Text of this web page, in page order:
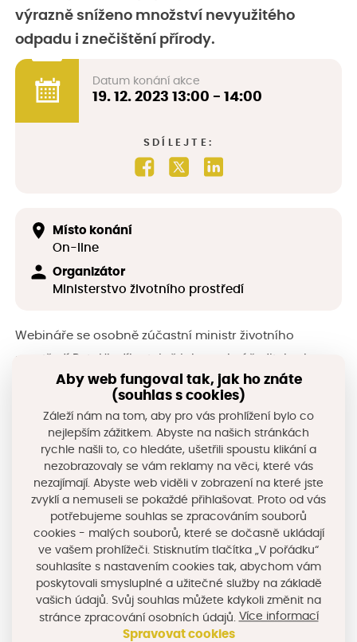
výrazně sníženo množství nevyužitého
odpadu i znečištění přírody.
Datum konání akce
19. 12. 2023 13:00 - 14:00
SDÍLEJTE:
Místo konání
On-line
Organizátor
Ministerstvo životního prostředí
Webináře se osobně zúčastní ministr životního
prostředí Petr Hladík, stejně jako vrchní ředitel sekce
ochrany životního prostředí David Surý.
K účasti je nutná registrace do 14.12.2023
prostřednictvímpřihlašovacího formuláře .
Soubory ke stažení
Webinar_zalohovani.pdf
Stáhnout
Sdílejte na sociálních sítích
Aby web fungoval tak, jak ho znáte
(souhlas s cookies)
Záleží nám na tom, aby pro vás prohlížení bylo co
nejlepším zážitkem. Abyste na našich stránkách
rychle našli to, co hledáte, ušetřili spoustu klikání a
nezobrazovaly se vám reklamy na věci, které vás
nezajímají. Abyste web viděli v zobrazení na které jste
zvyklí a nemuseli se pokaždé přihlašovat. Proto od vás
potřebujeme souhlas se zpracováním souborů
cookies - malých souborů, které se dočasně ukládají
ve vašem prohlížeči. Stisknutím tlačítka „V pořádku“
souhlasíte s nastavením cookies tak, abychom vám
poskytovali smysluplné a užitečné služby na základě
vašich údajů. Svůj souhlas můžete kdykoli změnit na
stránce zpracování osobních údajů. Více informací
Spravovat cookies